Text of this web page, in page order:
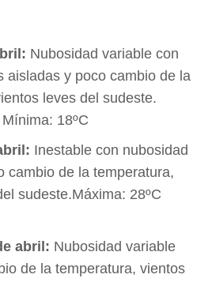
: Nubosidad variable con
aisladas y poco cambio de la
leves del sudeste.
18ºC
: Inestable con nubosidad
cambio de la temperatura,
sudeste.Máxima: 28ºC
abril : Nubosidad variable
de la temperatura, vientos